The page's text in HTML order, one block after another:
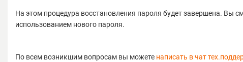
На этом процедура восстановления пароля будет завершена. Вы
использованием нового пароля.
По всем возникшим вопросам вы можете написать в чат